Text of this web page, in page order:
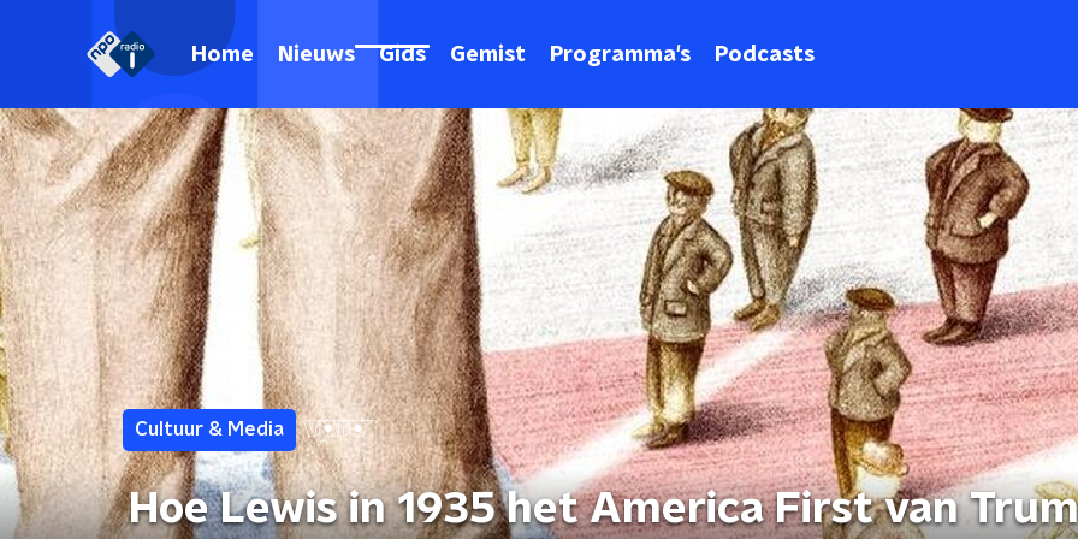
Home Nieuws Gids Gemist Programma's Podcasts
Cultuur & Media
Hoe Lewis in 1935 het America First van